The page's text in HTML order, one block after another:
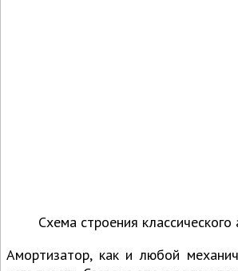
Схема строения
Амортизатор, как и любой